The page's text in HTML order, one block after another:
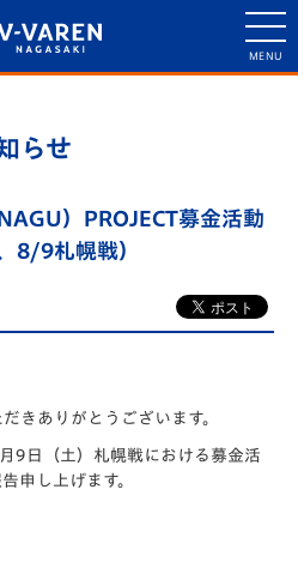
らせ
）PROJECT募金活動
8/9札幌戦）
きありがとうございます。
9日（土）札幌戦における募金活
申し上げます。